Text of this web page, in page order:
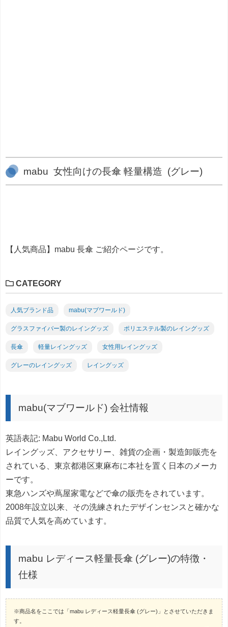
mabu 女性向けの長傘 軽量構造 (グレー)
【人気商品】mabu 長傘 ご紹介ページです。
CATEGORY
人気ブランド品 mabu(マブワールド)
グラスファイバー製のレイングッズ ポリエステル製のレイングッズ
長傘 軽量レイングッズ 女性用レイングッズ
グレーのレイングッズ レイングッズ
mabu(マブワールド) 会社情報
英語表記: Mabu World Co.,Ltd.
レイングッズ、アクセサリー、雑貨の企画・製造卸販売を
されている、東京都港区東麻布に本社を置く日本のメーカ
ーです。
東急ハンズや蔦屋家電などで傘の販売をされています。
2008年設立以来、その洗練されたデザインセンスと確かな
品質で人気を高めています。
mabu レディース軽量長傘 (グレー)の特徴・
仕様
※商品名をここでは「mabu レディース軽量長傘 (グレー)」とさせていただきま
す。